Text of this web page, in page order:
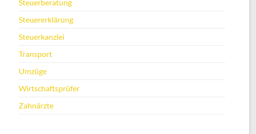
Steuerberatung
Steuererklärung
Steuerkanzlei
Transport
Umzüge
Wirtschaftsprüfer
Zahnärzte